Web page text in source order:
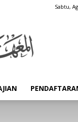
Sabtu,